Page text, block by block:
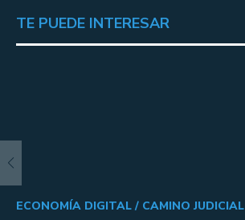
TE PUEDE INTERESAR
ECONOMÍA DIGITAL / CAMINO JUDICIAL